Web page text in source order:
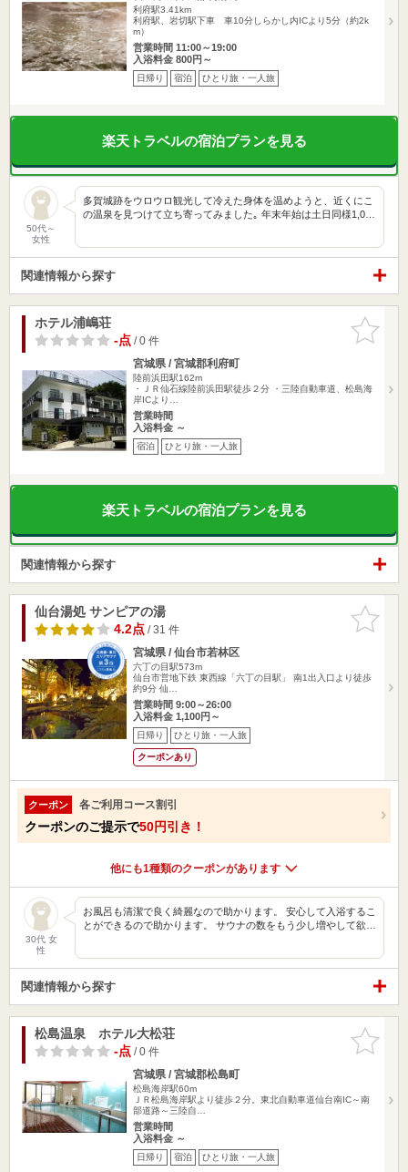
利府駅3.41km
利府駅、岩切駅下車 車10分しらかし内ICより5分（約2k
m）
営業時間 11:00～19:00
入浴料金 800円～
日帰り 宿泊 ひとり旅・一人旅
楽天トラベルの宿泊プランを見る
50代～
女性
多賀城跡をウロウロ観光して冷えた身体を温めようと、近くにこ
の温泉を見つけて立ち寄ってみました｡ 年末年始は土日同様1,0…
関連情報から探す
お気に入
りに追加
ホテル浦嶋荘
-点/ 0 件
宮城県 / 宮城郡利府町
陸前浜田駅162m
・ＪＲ仙石線陸前浜田駅徒歩２分 ・三陸自動車道、松島海
岸ICより…
営業時間
入浴料金 ～
宿泊 ひとり旅・一人旅
楽天トラベルの宿泊プランを見る
関連情報から探す
お気に入
りに追加
仙台湯処 サンピアの湯
4.2点/ 31 件
宮城県 / 仙台市若林区
六丁の目駅573m
仙台市営地下鉄 東西線「六丁の目駅」 南1出入口より徒歩
約9分 仙…
営業時間 9:00～26:00
入浴料金 1,100円～
日帰り ひとり旅・一人旅
クーポンあり
クーポン 各ご利用コース割引
クーポンのご提示で50円引き！
他にも1種類のクーポンがあります
30代 女
性
お風呂も清潔で良く綺麗なので助かります。 安心して入浴するこ
とができるので助かります。 サウナの数をもう少し増やして欲…
関連情報から探す
お気に入
りに追加
松島温泉 ホテル大松荘
-点/ 0 件
宮城県 / 宮城郡松島町
松島海岸駅60m
ＪＲ松島海岸駅より徒歩２分。東北自動車道仙台南IC～南
部道路～三陸自…
営業時間
入浴料金 ～
日帰り 宿泊 ひとり旅・一人旅